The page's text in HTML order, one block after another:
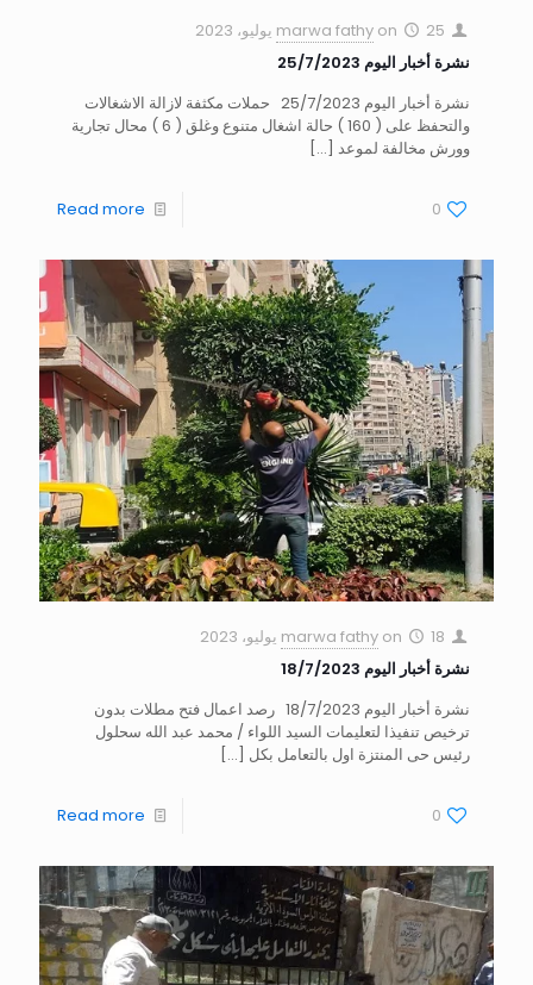
marwa fathy on
25 يوليو، 2023
نشرة أخبار اليوم 25/7/2023
نشرة أخبار اليوم 25/7/2023 حملات مكثفة لازالة الاشغالات
والتحفظ على ( 160 ) حالة اشغال متنوع وغلق ( 6 ) محال تجارية
وورش مخالفة لموعد […]
0
Read more
marwa fathy on
18 يوليو، 2023
نشرة أخبار اليوم 18/7/2023
نشرة أخبار اليوم 18/7/2023 رصد اعمال فتح مطلات بدون
ترخيص تنفيذا لتعليمات السيد اللواء / محمد عبد الله سحلول
رئيس حى المنتزة اول بالتعامل بكل […]
0
Read more